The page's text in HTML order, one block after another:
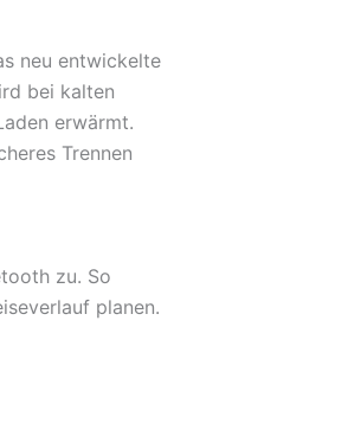
neu entwickelte
bei kalten
erwärmt.
Trennen
zu. So
planen.